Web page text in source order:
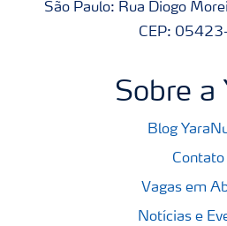
São Paulo: Rua Diogo
CEP:
Sobre a
Blog
Contato
Vagas em
Notícias e